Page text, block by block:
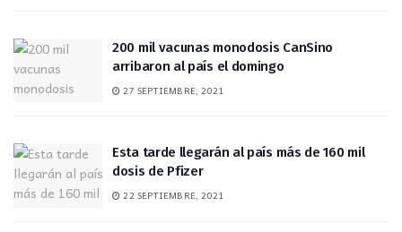
200 mil vacunas monodosis CanSino
arribaron al país el domingo
27 SEPTIEMBRE, 2021
Esta tarde llegarán al país más de 160 mil
dosis de Pfizer
22 SEPTIEMBRE, 2021